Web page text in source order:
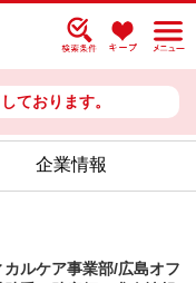
ております。
企業情報
ルケア事業部/広島オフ